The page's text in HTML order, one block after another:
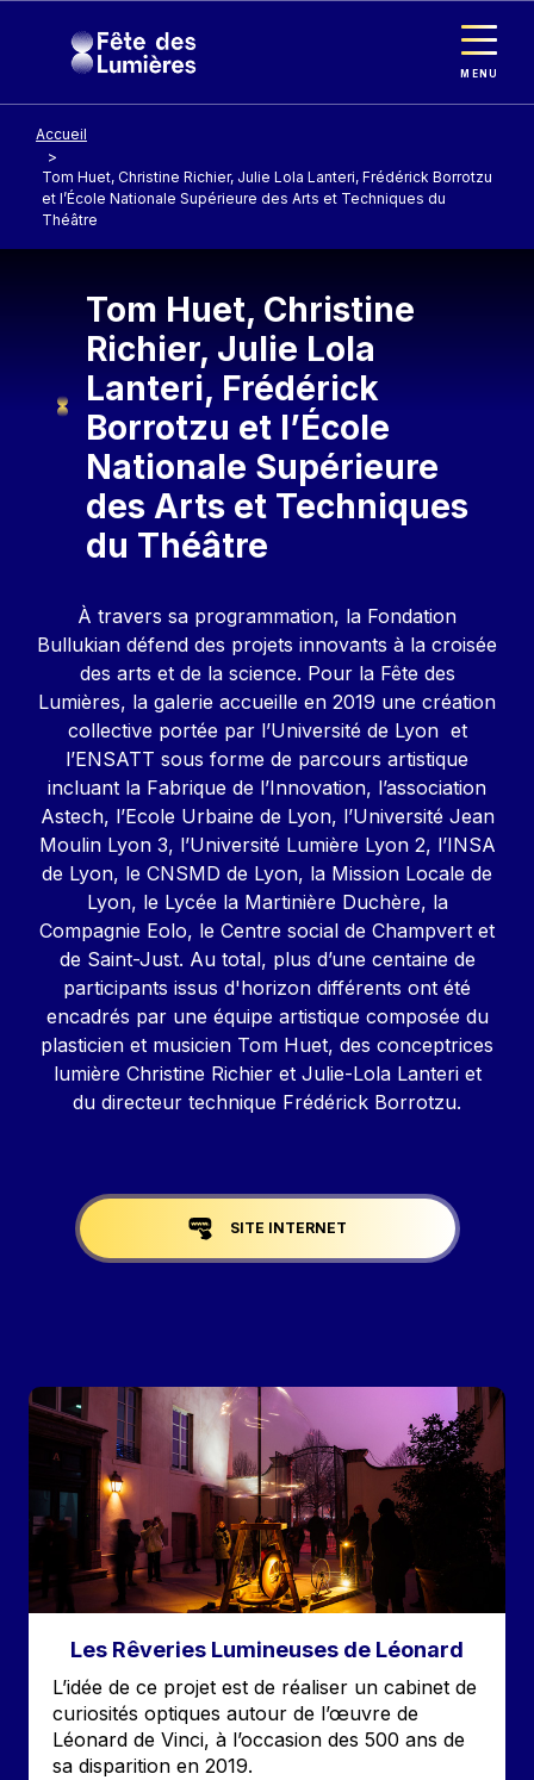
MENU
Accueil
Tom Huet, Christine Richier, Julie Lola Lanteri, Frédérick Borrotzu
et l’École Nationale Supérieure des Arts et Techniques du
Théâtre
Tom Huet, Christine
Richier, Julie Lola
Lanteri, Frédérick
Borrotzu et l’École
Nationale Supérieure
des Arts et Techniques
du Théâtre
ContenuÀ travers sa programmation, la Fondation
Bullukian défend des projets innovants à la croisée
des arts et de la science. Pour la Fête des
Lumières, la galerie accueille en 2019 une création
collective portée par l’Université de Lyon et
l’ENSATT sous forme de parcours artistique
incluant la Fabrique de l’Innovation, l’association
Astech, l’Ecole Urbaine de Lyon, l’Université Jean
Moulin Lyon 3, l’Université Lumière Lyon 2, l’INSA
de Lyon, le CNSMD de Lyon, la Mission Locale de
Lyon, le Lycée la Martinière Duchère, la
Compagnie Eolo, le Centre social de Champvert et
de Saint-Just. Au total, plus d’une centaine de
participants issus d'horizon différents ont été
encadrés par une équipe artistique composée du
plasticien et musicien Tom Huet, des conceptrices
lumière Christine Richier et Julie-Lola Lanteri et
du directeur technique Frédérick Borrotzu.
Liens réseaux
SITE INTERNET
Image
Les Rêveries Lumineuses de Léonard
Accroche
L’idée de ce projet est de réaliser un cabinet de
curiosités optiques autour de l’œuvre de
Léonard de Vinci, à l’occasion des 500 ans de
sa disparition en 2019.